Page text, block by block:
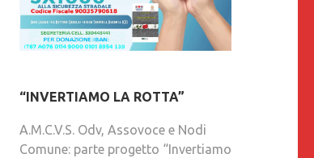
“INVERTIAMO LA ROTTA”
A.M.C.V.S. Odv, Assovoce e Nodi
Comune: parte progetto “Invertiamo